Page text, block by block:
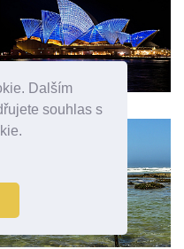
Dalším
souhlas s